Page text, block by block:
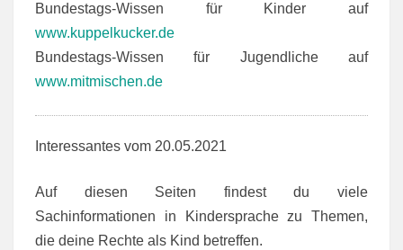
Bundestags-Wissen für Kinder auf
www.kuppelkucker.de
Bundestags-Wissen für Jugendliche auf
www.mitmischen.de
Interessantes vom 20.05.2021
Auf diesen Seiten findest du viele
Sachinformationen in Kindersprache zu Themen,
die deine Rechte als Kind betreffen.